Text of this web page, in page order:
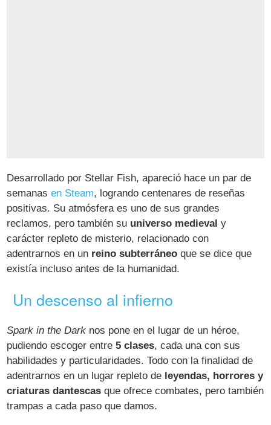
Desarrollado por Stellar Fish, apareció hace un par de
semanasen Steam, logrando centenares de reseñas
positivas. Su atmósfera es uno de sus grandes
reclamos, pero también su universo medieval y
carácter repleto de misterio, relacionado con
adentrarnos en un reino subterráneo que se dice que
existía incluso antes de la humanidad.
Un descenso al infierno
Spark in the Dark nos pone en el lugar de un héroe,
pudiendo escoger entre5 clases, cada una con sus
habilidades y particularidades. Todo con la finalidad de
adentrarnos en un lugar repleto de leyendas, horrores y
criaturas dantescas que ofrece combates, pero también
trampas a cada paso que damos.